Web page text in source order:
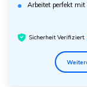
Arbeitet perfekt
Sicherheit Verifiziert.